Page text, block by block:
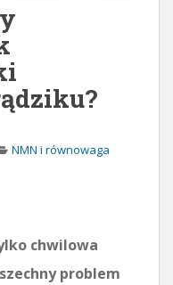
NMN i równowaga
chwilowa
problem